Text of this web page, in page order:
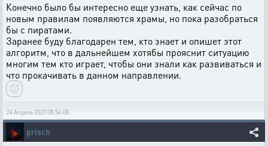
Конечно было бы интересно еще узнать, как сейчас по
новым правилам появляются храмы, но пока разобраться
бы с пиратами.
Заранее буду благодарен тем, кто знает и опишет этот
алгоритм, что в дальнейшем хотябы прояснит ситуацию
многим тем кто играет, чтобы они знали как развиваться и
что прокачивать в данном направлении.
24 Апреля 2023 08:54:08
prisch